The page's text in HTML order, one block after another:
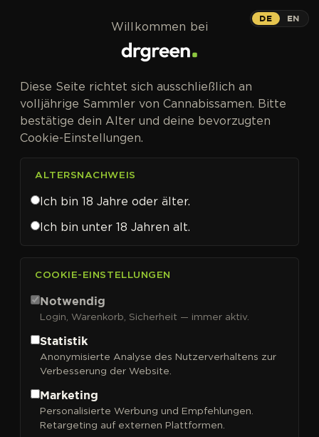
Expert Seeds
Sortieren nach
DE EN
Willkommen bei
Diese Seite richtet sich ausschließlich an
volljährige Sammler von Cannabissamen. Bitte
bestätige dein Alter und deine bevorzugten
Cookie-Einstellungen.
ALTERSNACHWEIS
Ich bin 18 Jahre oder älter.
Ich bin unter 18 Jahren alt.
COOKIE-EINSTELLUNGEN
Notwendig
Login, Warenkorb, Sicherheit — immer aktiv.
Statistik
Anonymisierte Analyse des Nutzerverhaltens zur
Verbesserung der Website.
Marketing
Personalisierte Werbung und Empfehlungen.
Retargeting auf externen Plattformen.